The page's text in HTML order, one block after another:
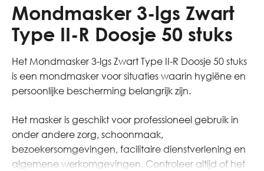
Mondmasker 3-lgs Zwart
Type II-R Doosje 50 stuks
Het Mondmasker 3-lgs Zwart Type II-R Doosje 50 stuks
is een mondmasker voor situaties waarin hygiëne en
persoonlijke bescherming belangrijk zijn.
Het masker is geschikt voor professioneel gebruik in
onder andere zorg, schoonmaak,
bezoekersomgevingen, facilitaire dienstverlening en
algemene werkomgevingen. Controleer altijd of het